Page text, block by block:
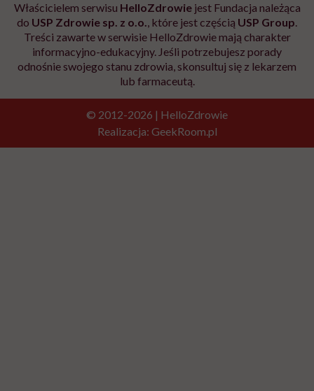
Właścicielem serwisu HelloZdrowiejest Fundacja należąca
do USP Zdrowie sp. z o.o., które jest częścią USP Group.
Treści zawarte w serwisie HelloZdrowie mają charakter
informacyjno-edukacyjny. Jeśli potrzebujesz porady
odnośnie swojego stanu zdrowia, skonsultuj się z lekarzem
lub farmaceutą.
© 2012-2026 | HelloZdrowie
Realizacja: GeekRoom.pl